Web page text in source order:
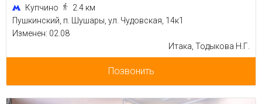
Купчино
2.4 км
Пушкинский, п. Шушары, ул. Чудовская, 14к1
Изменен: 02.08
Итака, Тодыкова Н.Г.
Позвонить